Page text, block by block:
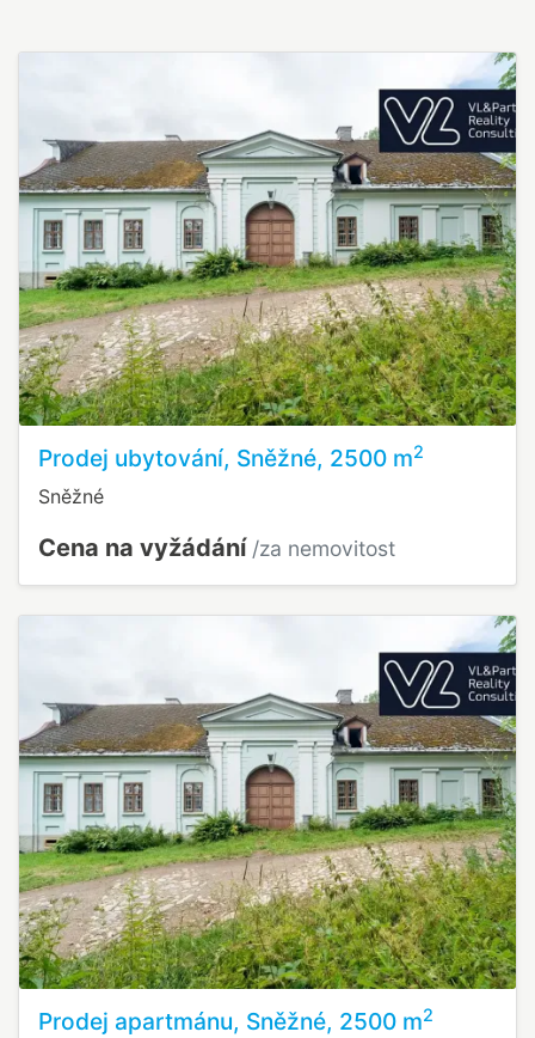
Prodej ubytování, Sněžné, 2500 m2
Sněžné
Cena na vyžádání /za nemovitost
Prodej apartmánu, Sněžné, 2500 m2